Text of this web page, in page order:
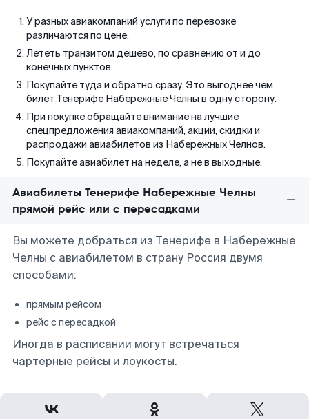
У разных авиакомпаний услуги по перевозке
различаются по цене.
Лететь транзитом дешево, по сравнению от и до
конечных пунктов.
Покупайте туда и обратно сразу. Это выгоднее чем
билет Тенерифе Набережные Челны в одну сторону.
При покупке обращайте внимание на лучшие
спецпредложения авиакомпаний, акции, скидки и
распродажи авиабилетов из Набережных Челнов.
Покупайте авиабилет на неделе, а не в выходные.
Авиабилеты Тенерифе Набережные Челны
прямой рейс или с пересадками
Вы можете добраться из Тенерифе в Набережные
Челны с авиабилетом в страну Россия двумя
способами:
прямым рейсом
рейс с пересадкой
Иногда в расписании могут встречаться
чартерные рейсы и лоукосты.